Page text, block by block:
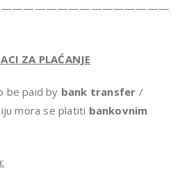
ZA PLAĆANJE
be paid by bank transfer /
mora se platiti bankovnim